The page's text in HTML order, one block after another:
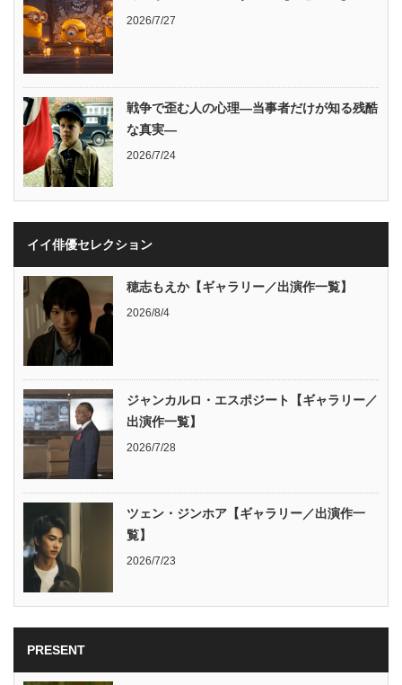
2026/7/27
戦争で歪む人の心理―当事者だけが知る残酷
な真実―
2026/7/24
イイ俳優セレクション
穂志もえか【ギャラリー／出演作一覧】
2026/8/4
ジャンカルロ・エスポジート【ギャラリー／
出演作一覧】
2026/7/28
ツェン・ジンホア【ギャラリー／出演作一
覧】
2026/7/23
PRESENT